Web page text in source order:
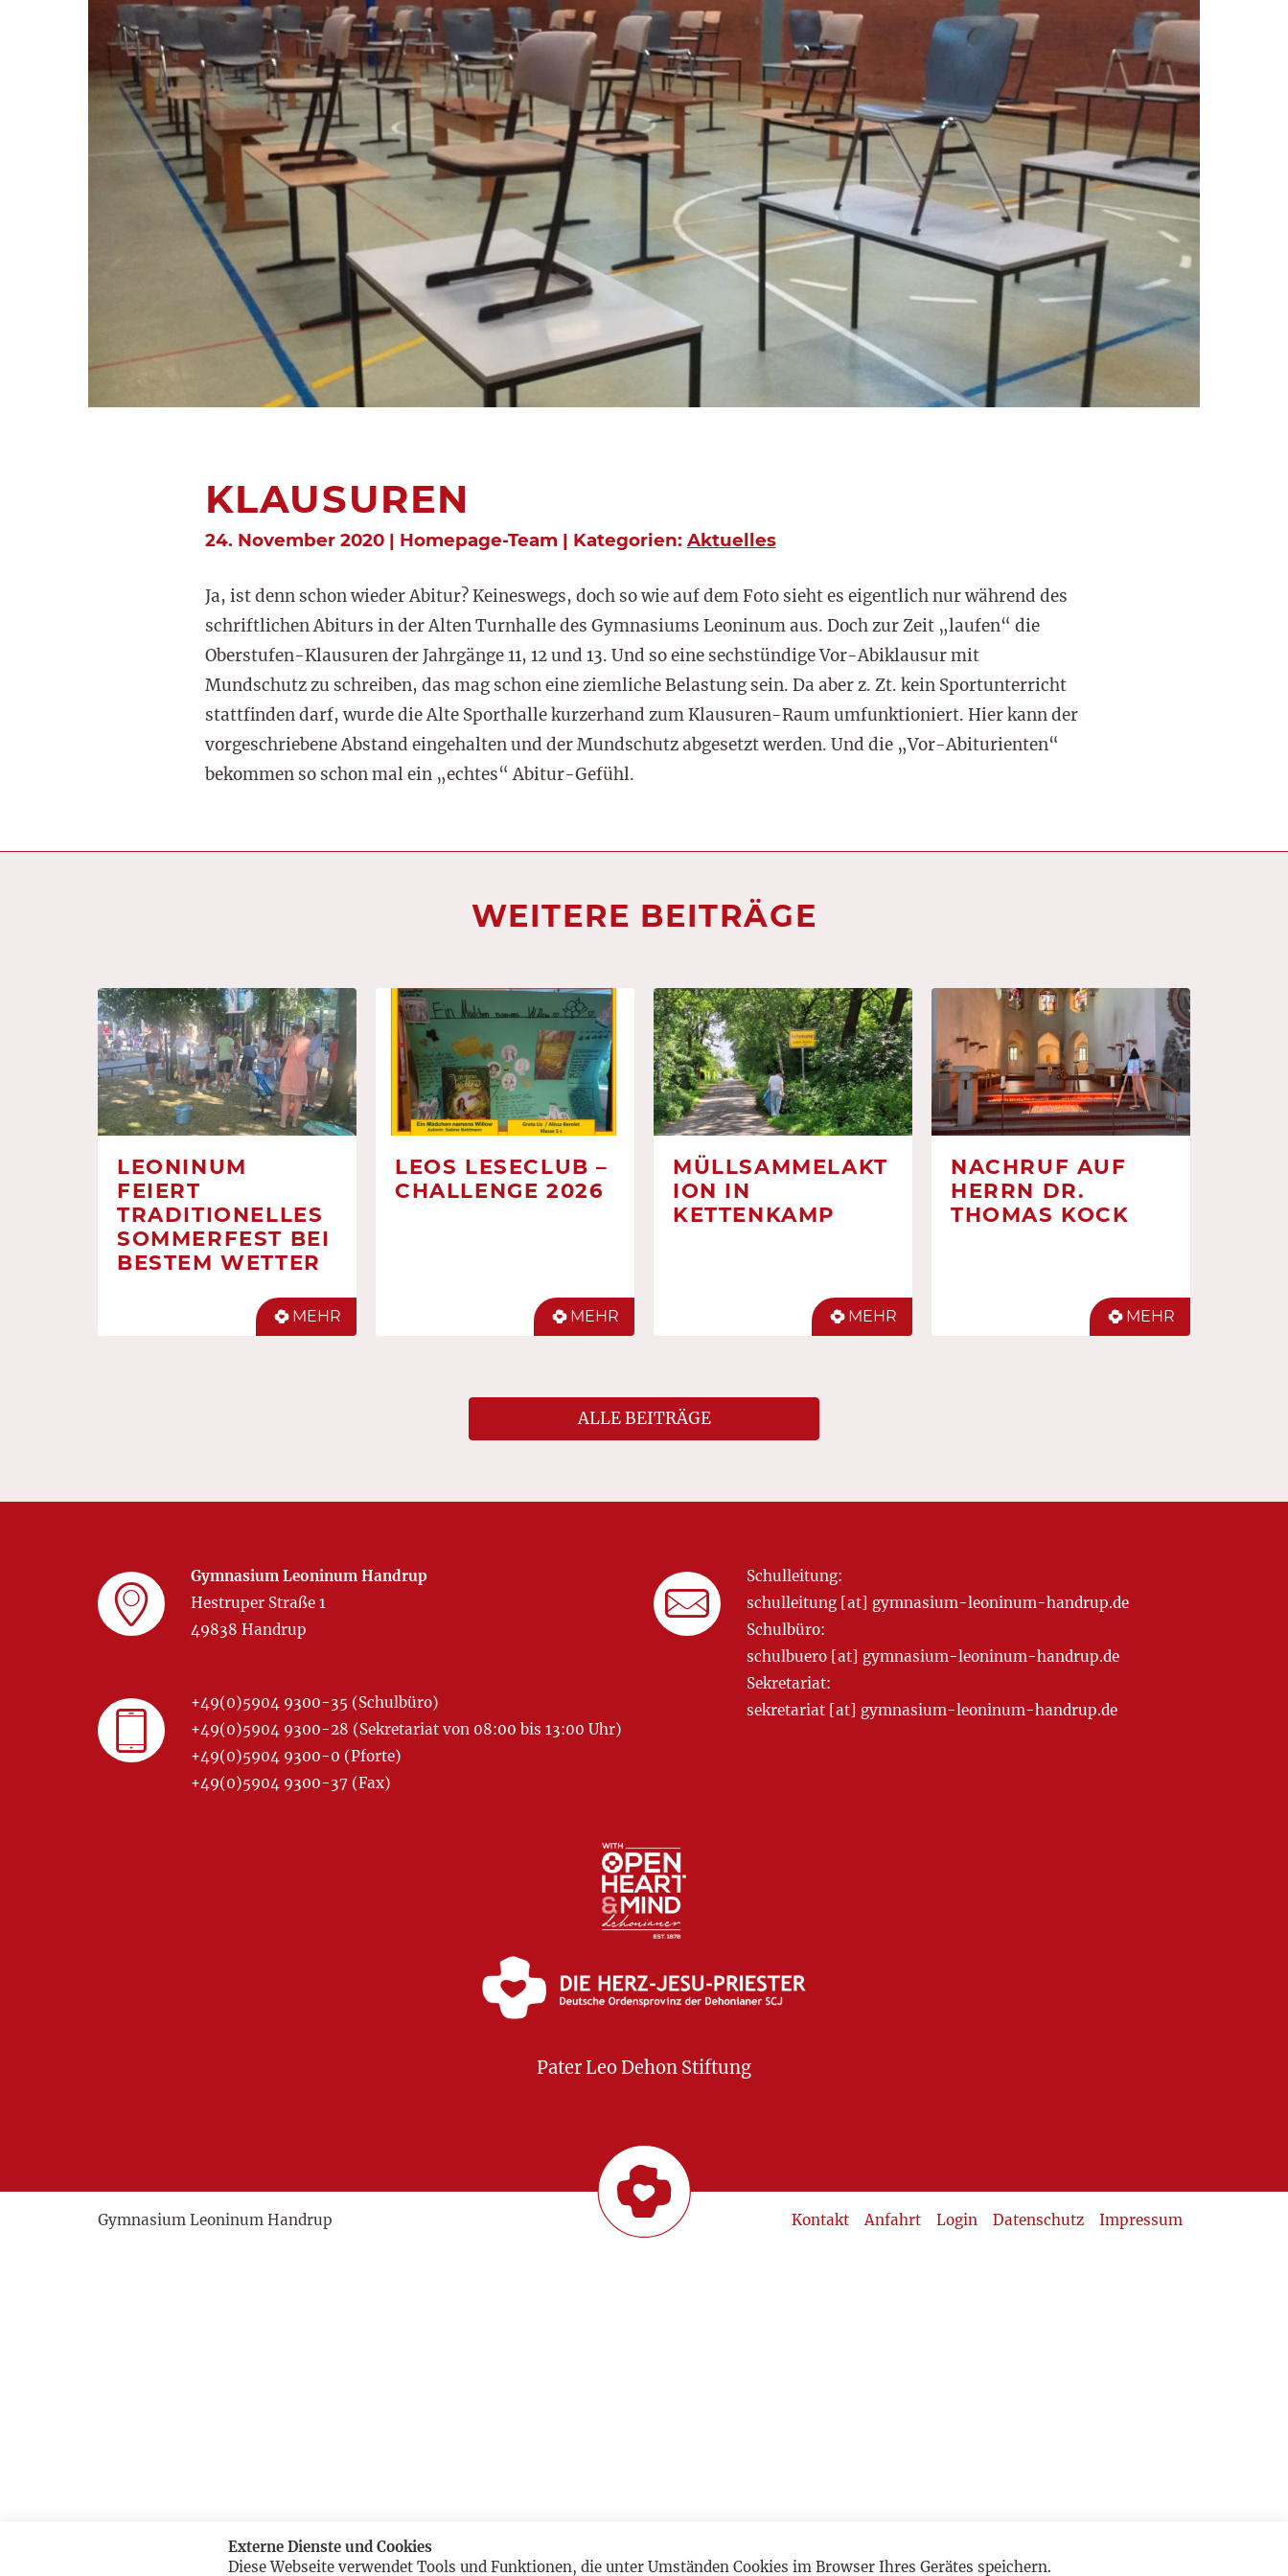
KLAUSUREN
24. November 2020 | Homepage-Team | Kategorien: Aktuelles
Ja, ist denn schon wieder Abitur? Keineswegs, doch so wie auf dem Foto sieht es eigentlich nur während des
schriftlichen Abiturs in der Alten Turnhalle des Gymnasiums Leoninum aus. Doch zur Zeit „laufen“ die
Oberstufen-Klausuren der Jahrgänge 11, 12 und 13. Und so eine sechstündige Vor-Abiklausur mit
Mundschutz zu schreiben, das mag schon eine ziemliche Belastung sein. Da aber z. Zt. kein Sportunterricht
stattfinden darf, wurde die Alte Sporthalle kurzerhand zum Klausuren-Raum umfunktioniert. Hier kann der
vorgeschriebene Abstand eingehalten und der Mundschutz abgesetzt werden. Und die „Vor-Abiturienten“
bekommen so schon mal ein „echtes“ Abitur-Gefühl.
WEITERE BEITRÄGE
LEONINUM
FEIERT
TRADITIONELLES
SOMMERFEST BEI
BESTEM WETTER
MEHR
LEOS LESECLUB –
CHALLENGE 2026
MEHR
MÜLLSAMMELAKT
ION IN
KETTENKAMP
MEHR
NACHRUF AUF
HERRN DR.
THOMAS KOCK
MEHR
ALLE BEITRÄGE
Gymnasium Leoninum Handrup
Hestruper Straße 1
49838 Handrup
+49(0)5904 9300-35 (Schulbüro)
+49(0)5904 9300-28 (Sekretariat von 08:00 bis 13:00 Uhr)
+49(0)5904 9300-0 (Pforte)
+49(0)5904 9300-37 (Fax)
Schulleitung:
schulleitung [at] gymnasium-leoninum-handrup.de
Schulbüro:
schulbuero [at] gymnasium-leoninum-handrup.de
Sekretariat:
sekretariat [at] gymnasium-leoninum-handrup.de
Pater Leo Dehon Stiftung
Kontakt Anfahrt Login Datenschutz Impressum
Gymnasium Leoninum Handrup
Externe Dienste und Cookies
Diese Webseite verwendet Tools und Funktionen, die unter Umständen Cookies im Browser Ihres Gerätes speichern.